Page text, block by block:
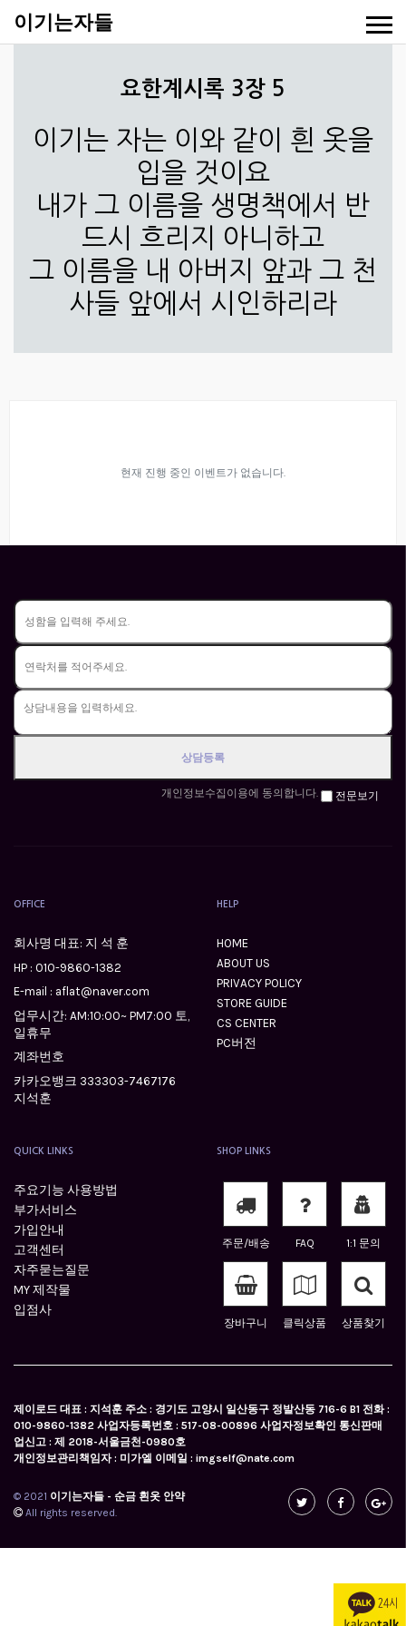
이기는자들
요한계시록 3장 5
이기는 자는 이와 같이 흰 옷을
입을 것이요
내가 그 이름을 생명책에서 반
드시 흐리지 아니하고
그 이름을 내 아버지 앞과 그 천
사들 앞에서 시인하리라
현재 진행 중인 이벤트가 없습니다.
개인정보수집이용에 동의합니다. 전문보기
OFFICE
회사명 대표: 지 석 훈
HP : 010-9860-1382
E-mail : aflat@naver.com
업무시간: AM:10:00~ PM7:00 토,
일휴무
계좌번호
카카오뱅크 333303-7467176
지석훈
HELP
HOME
ABOUT US
PRIVACY POLICY
STORE GUIDE
CS CENTER
PC버전
QUICK LINKS
주요기능 사용방법
부가서비스
가입안내
고객센터
자주묻는질문
MY 제작물
입점사
SHOP LINKS
주문/배송 FAQ 1:1 문의
장바구니 클릭상품 상품찾기
제이로드 대표 : 지석훈 주소 : 경기도 고양시 일산동구 정발산동 716-6 B1 전화 :
010-9860-1382 사업자등록번호 : 517-08-00896 사업자정보확인 통신판매
업신고 : 제 2018-서울금천-0980호
개인정보관리책임자 : 미가엘 이메일 : imgself@nate.com
© 2021 이기는자들 - 순금 흰옷 안약
All rights reserved.